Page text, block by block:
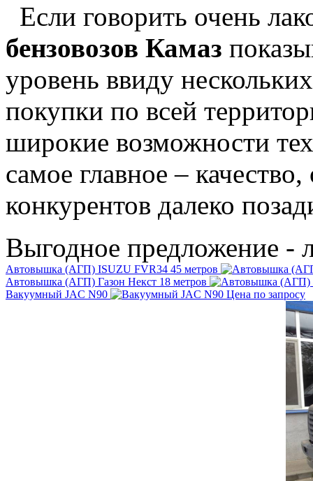
Если говорить очень
бензовозов Камаз
уровень ввиду
покупки по всей
широкие возможности
самое главное –
конкурентов далеко
Выгодное предложение -
Автовышка (АГП) ISUZU FVR34 45 метров
Автовышка (АГП) Газон Некст 18 метров
Вакуумный JAC N90
Цена по запросу